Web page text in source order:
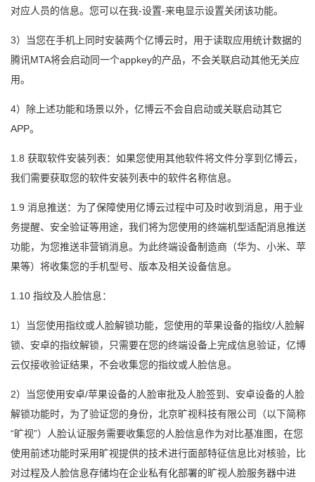
对应人员的信息。您可以在我-设置-来电显示设置关闭该功能。
3）当您在手机上同时安装两个亿博云时，用于读取应用统计数据的
腾讯MTA将会启动同一个appkey的产品，不会关联启动其他无关应
用。
4）除上述功能和场景以外，亿博云不会自启动或关联启动其它
APP。
1.8 获取软件安装列表：如果您使用其他软件将文件分享到亿博云，
我们需要获取您的软件安装列表中的软件名称信息。
1.9 消息推送：为了保障使用亿博云过程中可及时收到消息，用于业
务提醒、安全验证等用途，我们将为您使用的终端机型适配消息推送
功能，为您推送非营销消息。为此终端设备制造商（华为、小米、苹
果等）将收集您的手机型号、版本及相关设备信息。
1.10 指纹及人脸信息：
1）当您使用指纹或人脸解锁功能，您使用的苹果设备的指纹/人脸解
锁、安卓的指纹解锁，只需要在您的终端设备上完成信息验证，亿博
云仅接收验证结果，不会收集您的指纹或人脸信息。
2）当您使用安卓/苹果设备的人脸审批及人脸签到、安卓设备的人脸
解锁功能时，为了验证您的身份，北京旷视科技有限公司（以下简称
“旷视”）人脸认证服务需要收集您的人脸信息作为对比基准图，在您
使用前述功能时采用旷视提供的技术进行面部特征信息比对核验，比
对过程及人脸信息存储均在企业私有化部署的旷视人脸服务器中进